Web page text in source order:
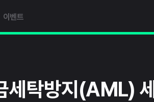
이벤트
탁방지(AML)